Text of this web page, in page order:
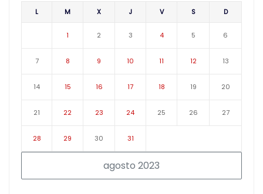
agosto 2023
L M X J V S D
1 2 3 4 5 6
7 8 9 10 11 12 13
14 15 16 17 18 19 20
21 22 23 24 25 26 27
28 29 30 31